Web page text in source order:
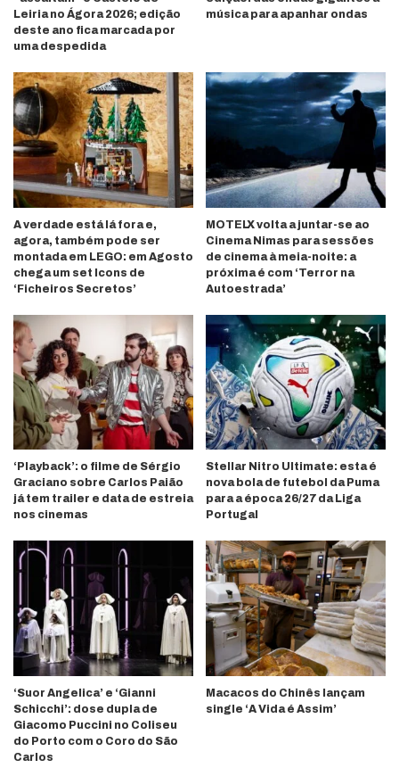
Leiria no Ágora 2026; edição
deste ano fica marcada por
uma despedida
música para apanhar ondas
A verdade está lá fora e,
agora, também pode ser
montada em LEGO: em Agosto
chega um set Icons de
‘Ficheiros Secretos’
MOTELX volta a juntar-se ao
Cinema Nimas para sessões
de cinema à meia-noite: a
próxima é com ‘Terror na
Autoestrada’
‘Playback’: o filme de Sérgio
Graciano sobre Carlos Paião
já tem trailer e data de estreia
nos cinemas
Stellar Nitro Ultimate: esta é
nova bola de futebol da Puma
para a época 26/27 da Liga
Portugal
‘Suor Angelica’ e ‘Gianni
Schicchi’: dose dupla de
Giacomo Puccini no Coliseu
do Porto com o Coro do São
Carlos
Macacos do Chinês lançam
single ‘A Vida é Assim’